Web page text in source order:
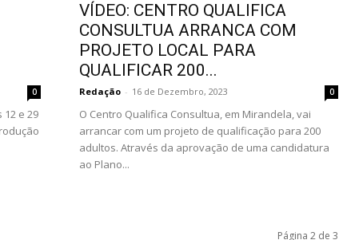
0
e 29
VÍDEO: CENTRO QUALIFICA
CONSULTUA ARRANCA COM
PROJETO LOCAL PARA
QUALIFICAR 200...
Redação - 16 de Dezembro, 2023 0
O Centro Qualifica Consultua, em Mirandela, vai
arrancar com um projeto de qualificação para 200
adultos. Através da aprovação de uma candidatura
ao Plano...
Página 2 de 3